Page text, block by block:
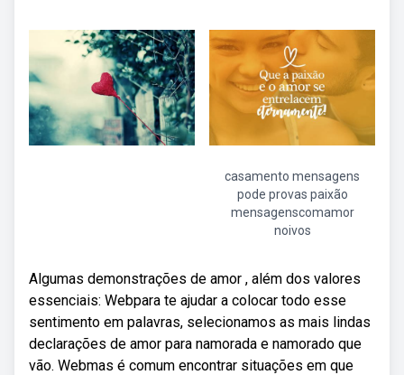
casamento mensagens
pode provas paixão
mensagenscomamor
noivos
Algumas demonstrações de amor , além dos valores
essenciais: Webpara te ajudar a colocar todo esse
sentimento em palavras, selecionamos as mais lindas
declarações de amor para namorada e namorado que
vão. Webmas é comum encontrar situações em que